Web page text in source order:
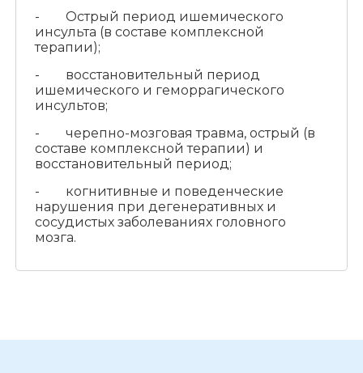
- Острый период ишемического
инсульта (в составе комплексной
терапии);
- восстановительный период
ишемического и геморрагического
инсультов;
- черепно-мозговая травма, острый (в
составе комплексной терапии) и
восстановительный период;
- когнитивные и поведенческие
нарушения при дегенеративных и
сосудистых заболеваниях головного
мозга.